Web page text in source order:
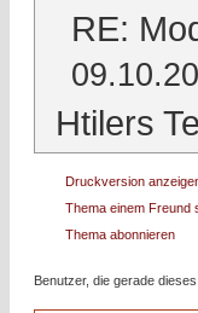
RE:
Htilers
Druckversion
Thema einem Freund
Thema abonnieren
Benutzer, die gerade